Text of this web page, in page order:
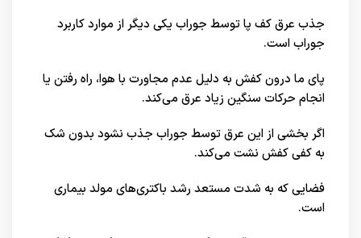
جذب عرق کف پا توسط جوراب یکی دیگر از موارد کاربرد
جوراب است.
پای ما درون کفش به دلیل عدم مجاورت با هوا، راه رفتن یا
انجام حرکات سنگین زیاد عرق می‌کند.
اگر بخشی از این عرق توسط جوراب جذب نشود بدون شک
به کفی کفش نشت می‌کند.
فضایی که به شدت مستعد رشد باکتری‌های مولد بیماری
است.